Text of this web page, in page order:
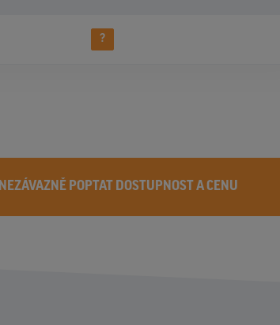
?
NEZÁVAZNĚ POPTAT DOSTUPNOST A CENU